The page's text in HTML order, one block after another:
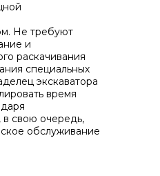
Не требуют
и
раскачивания
специальных
экскаватора
время
свою очередь,
обслуживание